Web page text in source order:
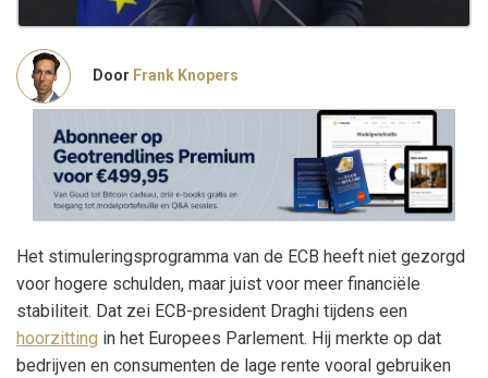
Door Frank Knopers
Het stimuleringsprogramma van de ECB heeft niet gezorgd
voor hogere schulden, maar juist voor meer financiële
stabiliteit. Dat zei ECB-president Draghi tijdens een
hoorzitting in het Europees Parlement. Hij merkte op dat
bedrijven en consumenten de lage rente vooral gebruiken